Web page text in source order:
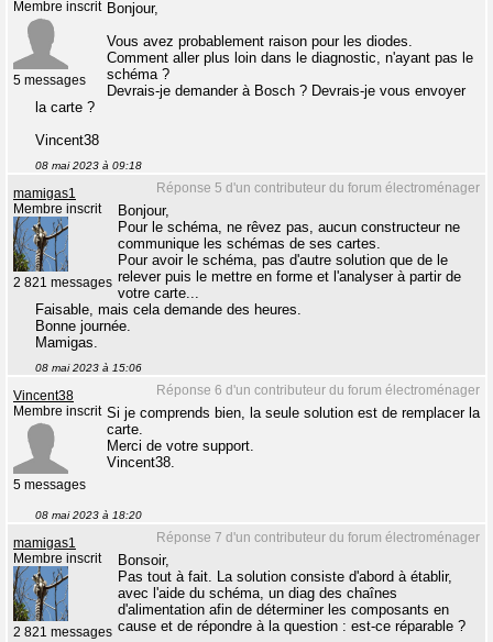
Membre inscrit
5 messages
Bonjour,
Vous avez probablement raison pour les diodes.
Comment aller plus loin dans le diagnostic, n'ayant pas le
schéma ?
Devrais-je demander à Bosch ? Devrais-je vous envoyer
la carte ?
Vincent38
08 mai 2023 à 09:18
Réponse 5 d'un contributeur du forum électroménager
mamigas1
Membre inscrit
2 821 messages
Bonjour,
Pour le schéma, ne rêvez pas, aucun constructeur ne
communique les schémas de ses cartes.
Pour avoir le schéma, pas d'autre solution que de le
relever puis le mettre en forme et l'analyser à partir de
votre carte...
Faisable, mais cela demande des heures.
Bonne journée.
Mamigas.
08 mai 2023 à 15:06
Réponse 6 d'un contributeur du forum électroménager
Vincent38
Membre inscrit
5 messages
Si je comprends bien, la seule solution est de remplacer la
carte.
Merci de votre support.
Vincent38.
08 mai 2023 à 18:20
Réponse 7 d'un contributeur du forum électroménager
mamigas1
Membre inscrit
2 821 messages
Bonsoir,
Pas tout à fait. La solution consiste d'abord à établir,
avec l'aide du schéma, un diag des chaînes
d'alimentation afin de déterminer les composants en
cause et de répondre à la question : est-ce réparable ?